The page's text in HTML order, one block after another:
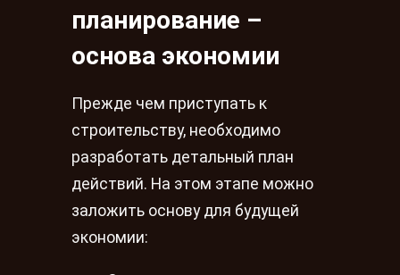
планирование –
основа экономии
Прежде чем приступать к
строительству, необходимо
разработать детальный план
действий. На этом этапе можно
заложить основу для будущей
экономии: